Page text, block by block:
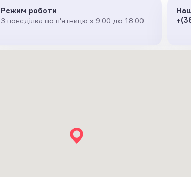
Режим роботи
З понеділка по п'ятницю з 9:00 до 18:00